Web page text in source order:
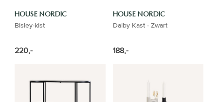
HOUSE NORDIC
Bisley-kist
220,-
HOUSE NORDIC
Dalby Kast - Zwart
188,-